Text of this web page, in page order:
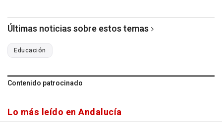
Últimas noticias sobre estos temas
Educación
Contenido patrocinado
Lo más leído en Andalucía